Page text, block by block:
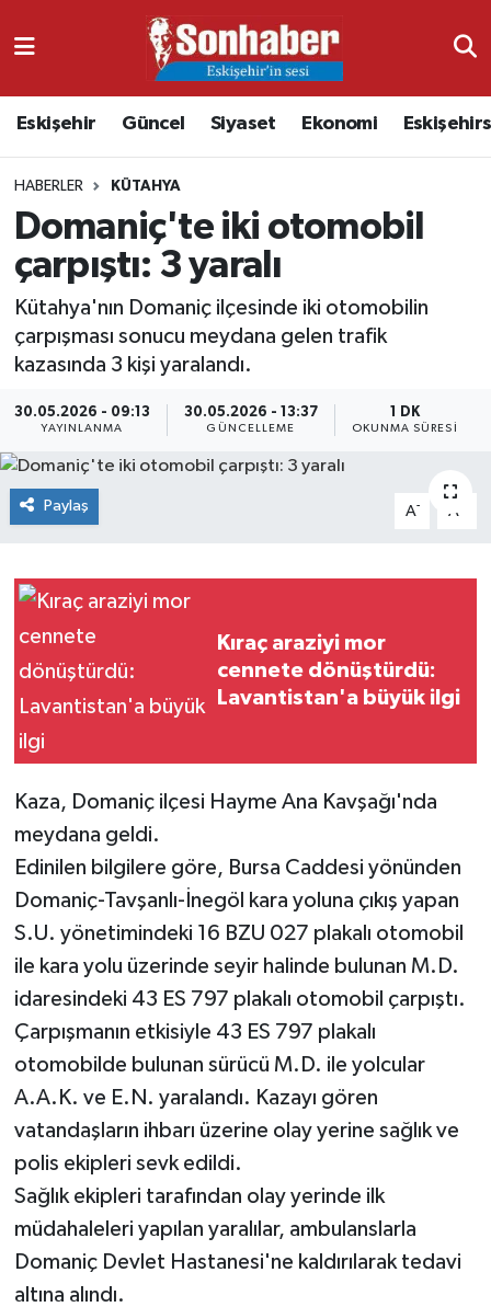
Eskişehir Güncel Siyaset Ekonomi
HABERLER KÜTAHYA
Domaniç'te iki otomobil
çarpıştı: 3 yaralı
Kütahya'nın Domaniç ilçesinde iki otomobilin
çarpışması sonucu meydana gelen trafik
kazasında 3 kişi yaralandı.
30.05.2026 - 09:13
YAYINLANMA
30.05.2026 - 13:37
GÜNCELLEME
1 DK
OKUNMA SÜRESI
Paylaş A- A
Kıraç araziyi mor
cennete dönüştürdü:
Lavantistan'a büyük ilgi
Kaza, Domaniç ilçesi Hayme Ana Kavşağı'nda
meydana geldi.
Edinilen bilgilere göre, Bursa Caddesi yönünden
Domaniç-Tavşanlı-İnegöl kara yoluna çıkış yapan
S.U. yönetimindeki 16 BZU 027 plakalı otomobil
ile kara yolu üzerinde seyir halinde bulunan M.D.
idaresindeki 43 ES 797 plakalı otomobil çarpıştı.
Çarpışmanın etkisiyle 43 ES 797 plakalı
otomobilde bulunan sürücü M.D. ile yolcular
A.A.K. ve E.N. yaralandı. Kazayı gören
vatandaşların ihbarı üzerine olay yerine sağlık ve
polis ekipleri sevk edildi.
Sağlık ekipleri tarafından olay yerinde ilk
müdahaleleri yapılan yaralılar, ambulanslarla
Domaniç Devlet Hastanesi'ne kaldırılarak tedavi
altına alındı.
Ekonomi
Güncel
Kültür & Sanat
Magazin
Resmi İlanlar
Sağlık
Siyaset
Nöbetçi Eczaneler
Namaz Vakitleri
Trafik Durumu
Süper Lig Puan Durumu ve Fikstür
Tüm Manşetler
Son Dakika Haberleri
Haber Arşivi